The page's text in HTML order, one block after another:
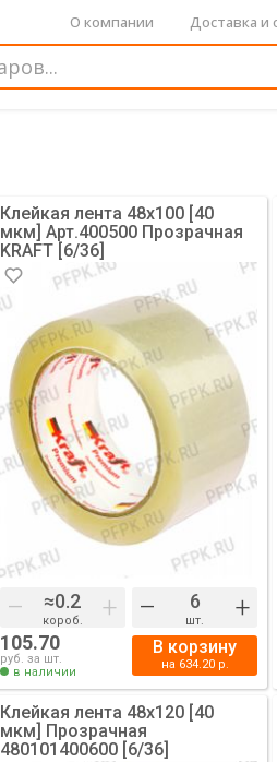
О компании Доставка и
Клейкая лента 48х100 [40
мкм] Арт.400500 Прозрачная
KRAFT [6/36]
– короб. + – шт. +
105.70
руб. за шт.
в наличии
В корзину
на 634.20р.
Клейкая лента 48х120 [40
мкм] Прозрачная
480101400600 [6/36]